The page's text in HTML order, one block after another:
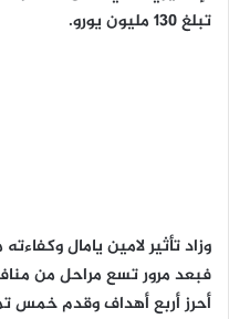
تبلغ 130 مليون يورو.
وزاد تأثير لامين يامال
فبعد مرور تسع مراحل من
أحرز أربع أهداف وقدم خمس